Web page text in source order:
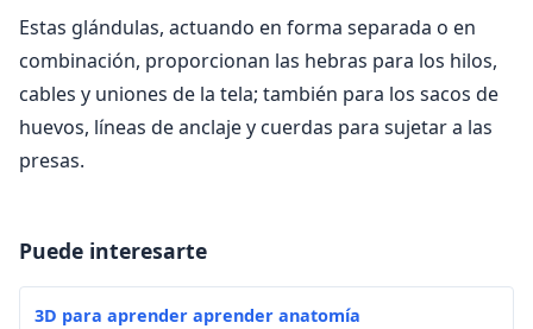
Estas glándulas, actuando en forma separada o en
combinación, proporcionan las hebras para los hilos,
cables y uniones de la tela; también para los sacos de
huevos, líneas de anclaje y cuerdas para sujetar a las
presas.
Puede interesarte
3D para aprender aprender anatomía